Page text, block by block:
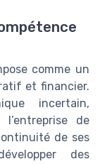
comme un
et financier.
incertain,
de
de ses
des